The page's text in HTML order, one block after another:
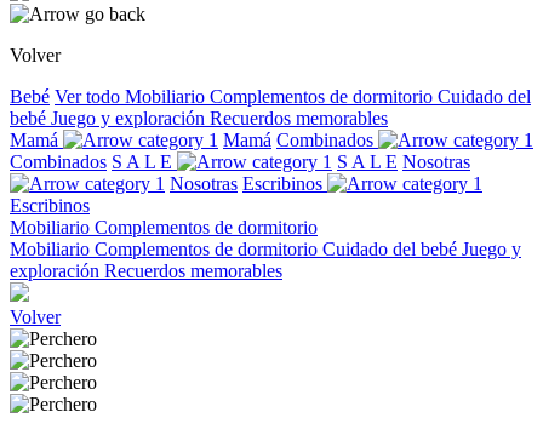
Volver
Bebé Ver todo Mobiliario Complementos de dormitorio Cuidado del
bebé Juego y exploración Recuerdos memorables
Mamá
Mamá Combinados
Combinados S A L E S A L E Nosotras
Nosotras Escribinos
Escribinos
Mobiliario Complementos de dormitorio
Mobiliario Complementos de dormitorio Cuidado del bebé Juego y
exploración Recuerdos memorables
Volver